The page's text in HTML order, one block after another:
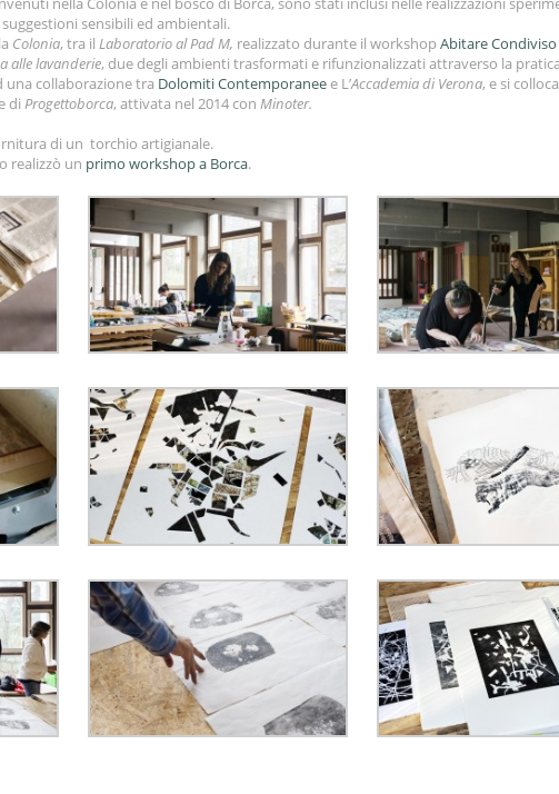
sensibili ed ambientali.
Colonia, tra il Laboratorio al Pad M, realizzato durante il workshop Abitare Condiviso
alle lavanderie, due degli ambienti trasformati e rifunzionalizzati attraverso la
una collaborazione tra Dolomiti Contemporanee e L’Accademia di Verona, e si
di Progettoborca, attivata nel 2014 con Minoter.
di un torchio artigianale.
realizzò un primo workshop a Borca.